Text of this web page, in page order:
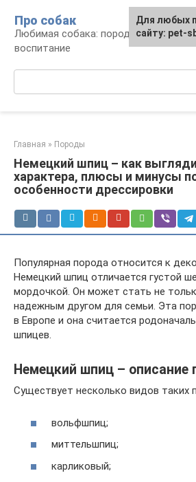
контенту
Про собак
Любимая собака: породы,
воспитание
Главная » Породы
Немецкий шпиц – как
характера, плюсы и минусы
особенности дрессировки
Популярная порода относится к
Немецкий шпиц отличается густой
мордочкой. Он может стать не
надежным другом для семьи. Эта
в Европе и она считается
шпицев.
Немецкий шпиц – описание
Существует несколько видов таких
вольфшпиц;
миттельшпиц;
карликовый;
Для любых
сайту: pet-